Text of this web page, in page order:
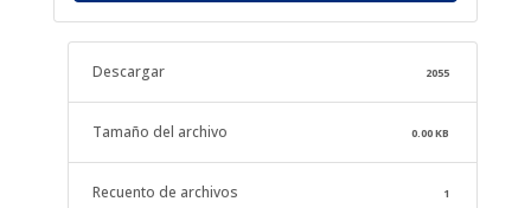
Descargar 2055
Tamaño del archivo 0.00 KB
Recuento de archivos 1